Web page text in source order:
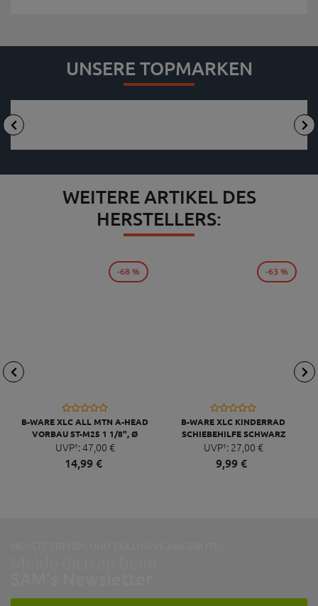
UNSERE TOPMARKEN
WEITERE ARTIKEL DES
HERSTELLERS:
B-WARE XLC ALL MTN A-HEAD
VORBAU ST-M25 1 1/8", Ø
31,8MM, 65MM, 0°
SCHWARZ/GLANZ
UVP¹:47,00 €
14,99 €
-68 %
B-WARE XLC KINDERRAD
SCHIEBEHILFE SCHWARZ
UVP¹: 27,00 €
9,99€
-63 %